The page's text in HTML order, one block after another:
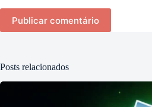
Publicar comentário
Posts relacionados